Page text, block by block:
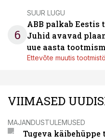
6
SUUR LUGU
ABB palkab Eestis
Juhid avavad
uue aasta
Ettevõte muutis
VIIMASED
MAJANDUSTULEMUSED
Tugeva